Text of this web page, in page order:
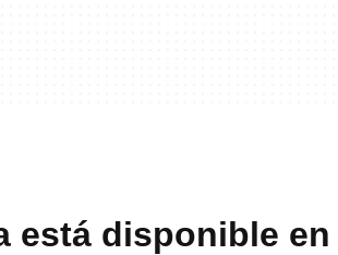
está disponible en